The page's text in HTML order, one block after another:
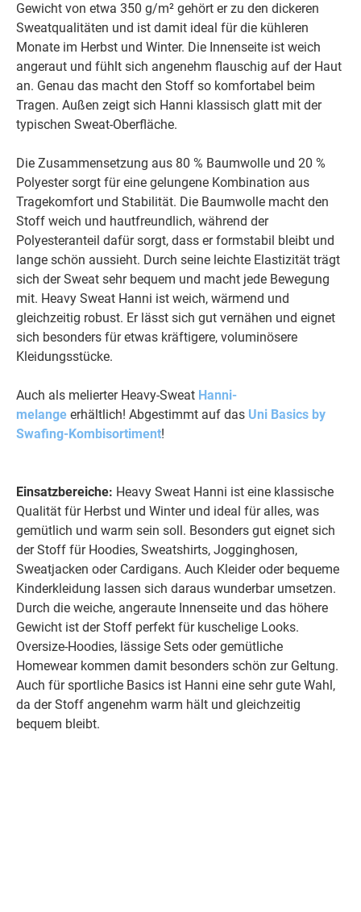
Gewicht von etwa 350 g/m² gehört er zu den dickeren
Sweatqualitäten und ist damit ideal für die kühleren
Monate im Herbst und Winter. Die Innenseite ist weich
angeraut und fühlt sich angenehm flauschig auf der Haut
an. Genau das macht den Stoff so komfortabel beim
Tragen. Außen zeigt sich Hanni klassisch glatt mit der
typischen Sweat-Oberfläche.
Die Zusammensetzung aus 80 % Baumwolle und 20 %
Polyester sorgt für eine gelungene Kombination aus
Tragekomfort und Stabilität. Die Baumwolle macht den
Stoff weich und hautfreundlich, während der
Polyesteranteil dafür sorgt, dass er formstabil bleibt und
lange schön aussieht. Durch seine leichte Elastizität trägt
sich der Sweat sehr bequem und macht jede Bewegung
mit. Heavy Sweat Hanni ist weich, wärmend und
gleichzeitig robust. Er lässt sich gut vernähen und eignet
sich besonders für etwas kräftigere, voluminösere
Kleidungsstücke.
Auch als melierter Heavy-Sweat Hanni-
melange erhältlich! Abgestimmt auf das Uni Basics by
Swafing-Kombisortiment!
Einsatzbereiche: Heavy Sweat Hanni ist eine klassische
Qualität für Herbst und Winter und ideal für alles, was
gemütlich und warm sein soll. Besonders gut eignet sich
der Stoff für Hoodies, Sweatshirts, Jogginghosen,
Sweatjacken oder Cardigans. Auch Kleider oder bequeme
Kinderkleidung lassen sich daraus wunderbar umsetzen.
Durch die weiche, angeraute Innenseite und das höhere
Gewicht ist der Stoff perfekt für kuschelige Looks.
Oversize-Hoodies, lässige Sets oder gemütliche
Homewear kommen damit besonders schön zur Geltung.
Auch für sportliche Basics ist Hanni eine sehr gute Wahl,
da der Stoff angenehm warm hält und gleichzeitig
bequem bleibt.